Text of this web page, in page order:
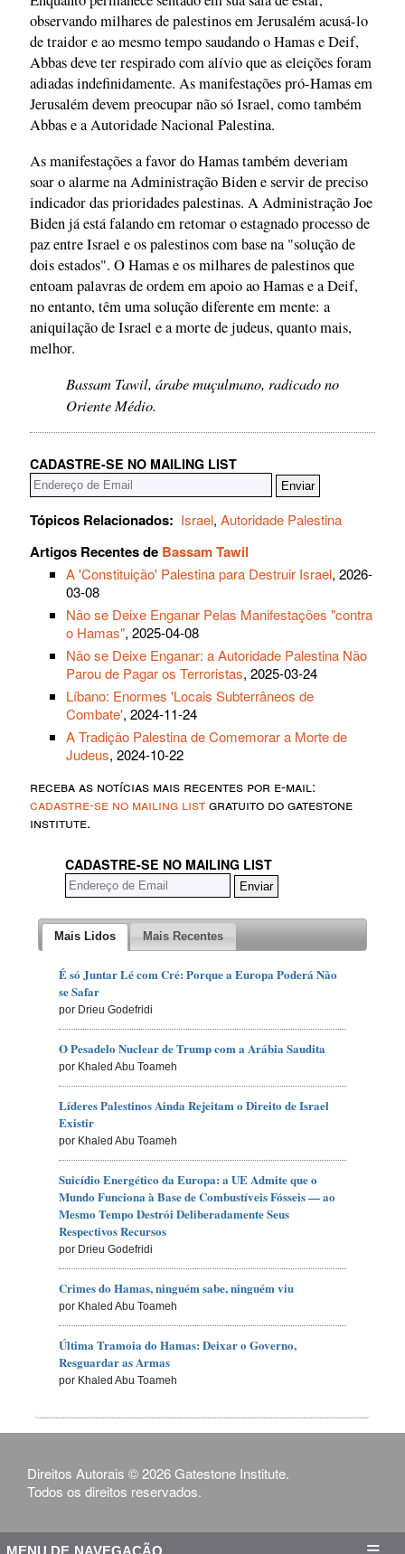
observando milhares de palestinos em Jerusalém acusá-lo
de traidor e ao mesmo tempo saudando o Hamas e Deif,
Abbas deve ter respirado com alívio que as eleições foram
adiadas indefinidamente. As manifestações pró-Hamas em
Jerusalém devem preocupar não só Israel, como também
Abbas e a Autoridade Nacional Palestina.
As manifestações a favor do Hamas também deveriam
soar o alarme na Administração Biden e servir de preciso
indicador das prioridades palestinas. A Administração Joe
Biden já está falando em retomar o estagnado processo de
paz entre Israel e os palestinos com base na "solução de
dois estados". O Hamas e os milhares de palestinos que
entoam palavras de ordem em apoio ao Hamas e a Deif,
no entanto, têm uma solução diferente em mente: a
aniquilação de Israel e a morte de judeus, quanto mais,
melhor.
Bassam Tawil, árabe muçulmano, radicado no
Oriente Médio.
CADASTRE-SE NO MAILING LIST
Tópicos Relacionados: Israel, Autoridade Palestina
Artigos Recentes de Bassam Tawil
A 'Constituição' Palestina para Destruir Israel, 2026-
03-08
Não se Deixe Enganar Pelas Manifestações "contra
o Hamas", 2025-04-08
Não se Deixe Enganar: a Autoridade Palestina Não
Parou de Pagar os Terroristas, 2025-03-24
Líbano: Enormes 'Locais Subterrâneos de
Combate', 2024-11-24
A Tradição Palestina de Comemorar a Morte de
Judeus, 2024-10-22
receba as notícias mais recentes por e-mail:
cadastre-se no mailing listgratuito do gatestone
institute.
CADASTRE-SE NO MAILING LIST
Mais Lidos Mais Recentes
É só Juntar Lé com Cré: Porque a Europa Poderá Não
se Safar
por Drieu Godefridi
O Pesadelo Nuclear de Trump com a Arábia Saudita
por Khaled Abu Toameh
Líderes Palestinos Ainda Rejeitam o Direito de Israel
Existir
por Khaled Abu Toameh
Suicídio Energético da Europa: a UE Admite que o
Mundo Funciona à Base de Combustíveis Fósseis — ao
Mesmo Tempo Destrói Deliberadamente Seus
Respectivos Recursos
por Drieu Godefridi
Crimes do Hamas, ninguém sabe, ninguém viu
por Khaled Abu Toameh
Última Tramoia do Hamas: Deixar o Governo,
Resguardar as Armas
por Khaled Abu Toameh
Direitos Autorais © 2026 Gatestone Institute.
Todos os direitos reservados.